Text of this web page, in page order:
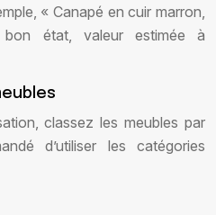
« Canapé en cuir marron,
bon état, valeur estimée à
classez les meubles par
d’utiliser les catégories